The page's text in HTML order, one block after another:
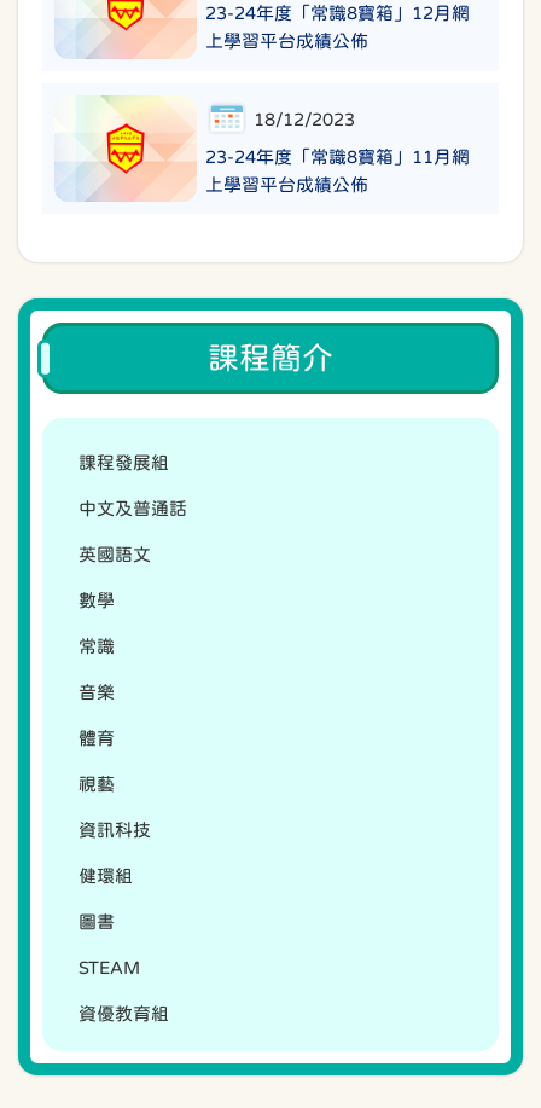
23-24年度「常識8寶箱」12月網
上學習平台成績公佈
18/12/2023
23-24年度「常識8寶箱」11月網
上學習平台成績公佈
課程簡介
課程發展組
中文及普通話
英國語文
數學
常識
音樂
體育
視藝
資訊科技
健環組
圖書
STEAM
資優教育組